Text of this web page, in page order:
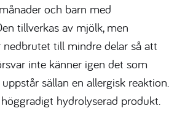
och barn med
tillverkas av mjölk, men
till mindre delar så att
inte känner igen det som
sällan en allergisk reaktion.
hydrolyserad produkt.